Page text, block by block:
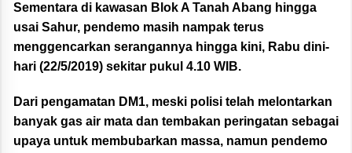
Sementara di kawasan Blok A Tanah Abang hingga
usai Sahur, pendemo masih nampak terus
menggencarkan serangannya hingga kini, Rabu dini-
hari (22/5/2019) sekitar pukul 4.10 WIB.
Dari pengamatan DM1, meski polisi telah melontarkan
banyak gas air mata dan tembakan peringatan sebagai
upaya untuk membubarkan massa, namun pendemo